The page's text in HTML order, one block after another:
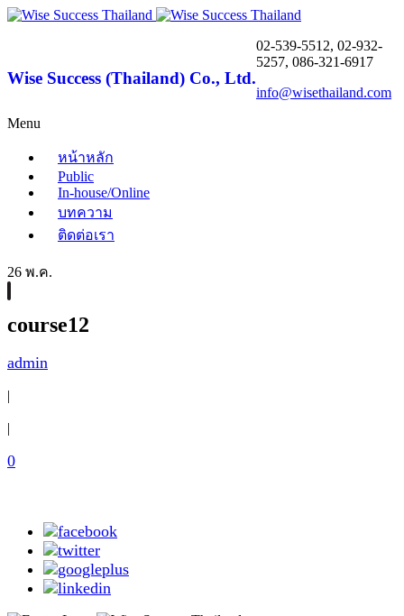
Wise Success (Thailand) Co., Ltd.
02-539-5512, 02-932-
5257, 086-321-6917
info@wisethailand.com
Menu
หน้าหลัก
Public
In-house/Online
บทความ
ติดต่อเรา
26 พ.ค.
course12
admin
|
|
0